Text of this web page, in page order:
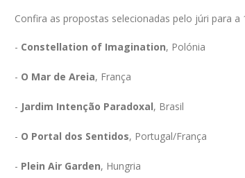
Confira as propostas selecionadas pelo júri para a
- Constellation of Imagination, Polónia
- O Mar de Areia, França
- Jardim Intenção Paradoxal, Brasil
- O Portal dos Sentidos, Portugal/França
- Plein Air Garden, Hungria